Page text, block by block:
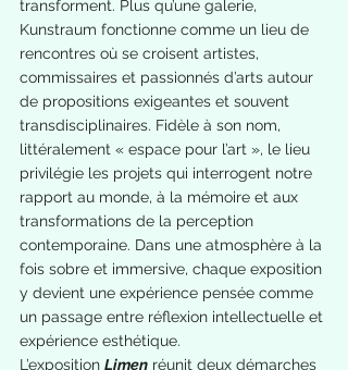
transforment. Plus qu’une galerie,
Kunstraum fonctionne comme un lieu de
rencontres où se croisent artistes,
commissaires et passionnés d’arts autour
de propositions exigeantes et souvent
transdisciplinaires. Fidèle à son nom,
littéralement « espace pour l’art », le lieu
privilégie les projets qui interrogent notre
rapport au monde, à la mémoire et aux
transformations de la perception
contemporaine. Dans une atmosphère à la
fois sobre et immersive, chaque exposition
y devient une expérience pensée comme
un passage entre réflexion intellectuelle et
expérience esthétique.
L’exposition Limen réunit deux démarches